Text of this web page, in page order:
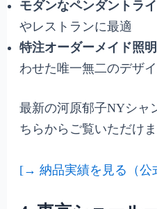
モダンなペンダントラ
やレストランに最適
特注オーダーメイド照明
わせた唯一無二のデザ
最新の河原郁子NYシャ
ちらからご覧いただけま
[→ 納品実績を見る（公